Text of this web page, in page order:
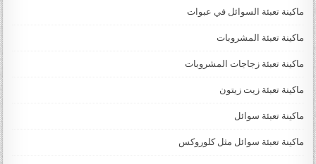
‏‏‏ماكينة تعبئة السوائل في عبوات
ماكينة تعبئة المشروبات
ماكينة تعبئة زجاجات المشروبات
ماكينة تعبئة زيت زيتون
ماكينة تعبئة سوائل
ماكينة تعبئة سوائل مثل كلوروكس